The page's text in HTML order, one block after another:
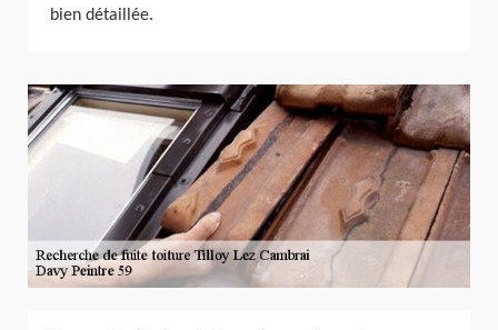
bien détaillée.